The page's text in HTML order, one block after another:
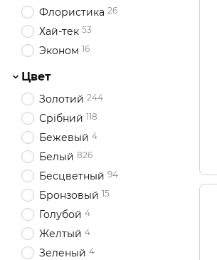
Флористика 26
Хай-тек 53
Эконом 16
Цвет
Золотий 244
Срібний 118
Бежевый 4
Белый 826
Бесцветный 94
Бронзовый 15
Голубой 4
Желтый 4
Зеленый 4